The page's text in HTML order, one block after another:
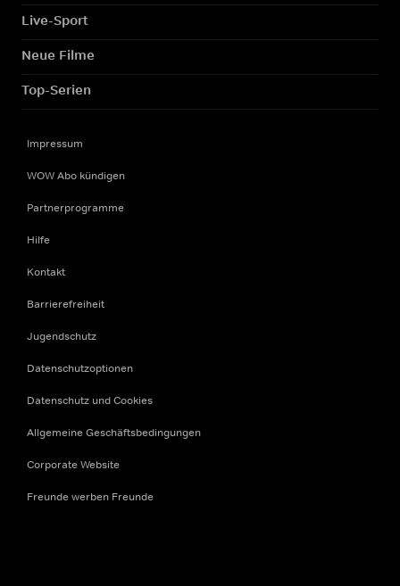
Live-Sport
Neue Filme
Top-Serien
Impressum
WOW Abo kündigen
Partnerprogramme
Hilfe
Kontakt
Barrierefreiheit
Jugendschutz
Datenschutzoptionen
Datenschutz und Cookies
Allgemeine Geschäftsbedingungen
Corporate Website
Freunde werben Freunde